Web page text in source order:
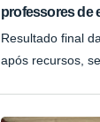
professores de
Resultado final
após recursos,